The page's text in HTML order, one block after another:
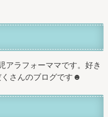
アラフォーママです。好き
さんのブログです☻